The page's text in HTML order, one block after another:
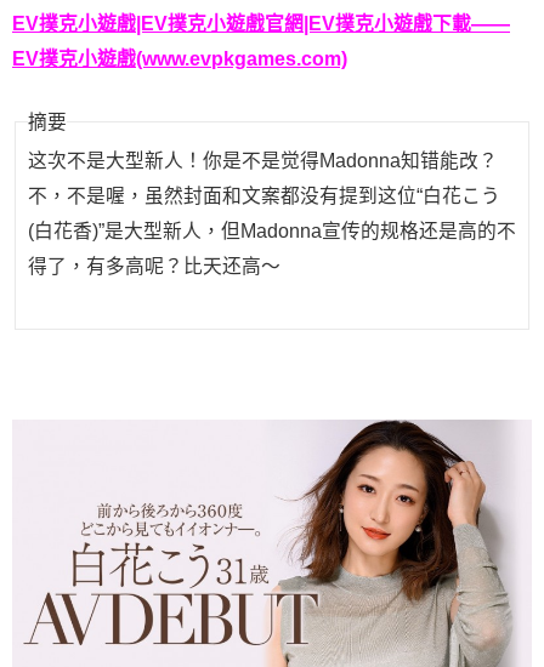
EV撲克小遊戲|EV撲克小遊戲官網|EV撲克小遊戲下載——
EV撲克小遊戲(www.evpkgames.com)
摘要
这次不是大型新人！你是不是觉得Madonna知错能改？
不，不是喔，虽然封面和文案都没有提到这位“白花こう
(白花香)”是大型新人，但Madonna宣传的规格还是高的不
得了，有多高呢？比天还高〜